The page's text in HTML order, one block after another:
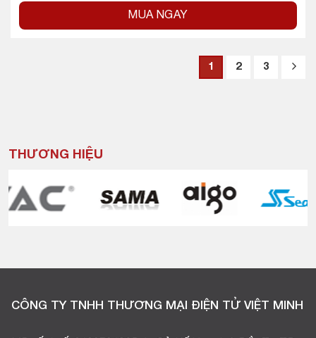
MUA NGAY
1 2 3
THƯƠNG HIỆU
CÔNG TY TNHH THƯƠNG MẠI ĐIỆN TỬ VIỆT MINH